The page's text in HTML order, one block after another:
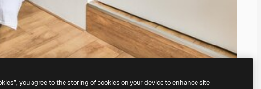
you agree to the storing of cookies on your device to enhance site